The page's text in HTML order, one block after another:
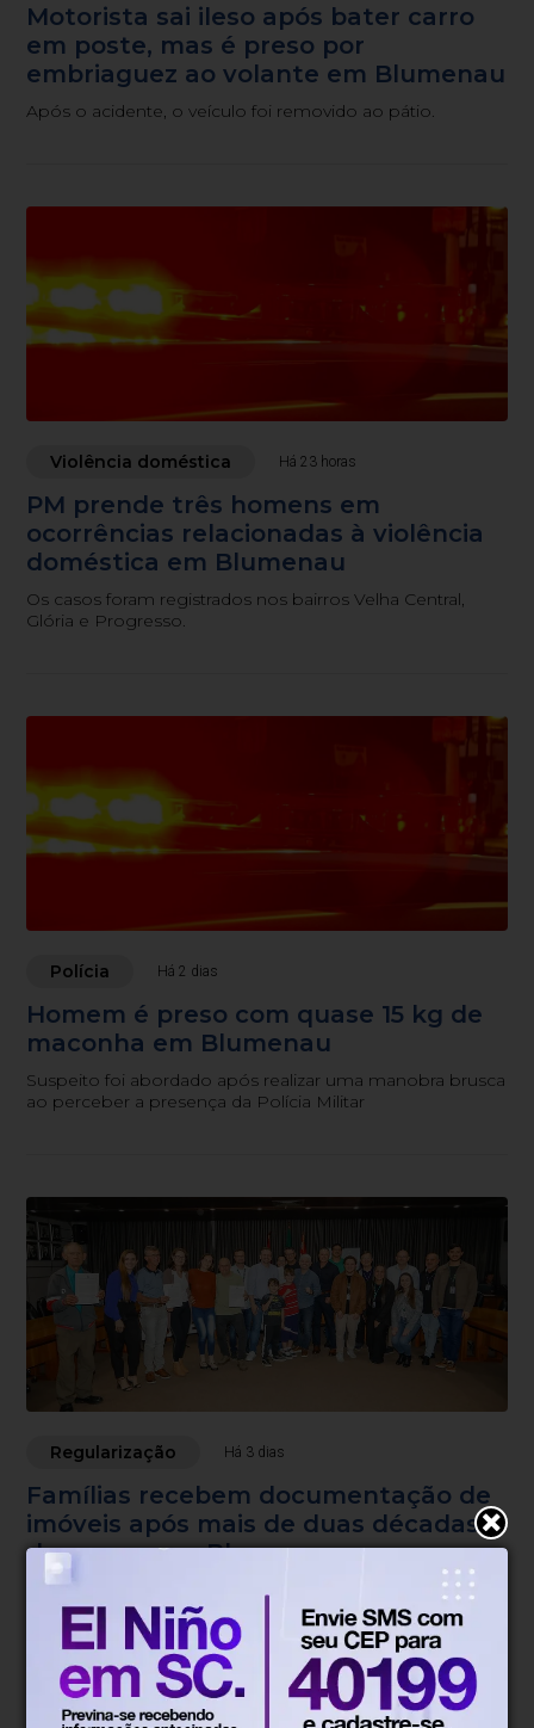
Motorista sai ileso após bater carro
em poste, mas é preso por
embriaguez ao volante em Blumenau
Após o acidente, o veículo foi removido ao pátio.
Violência doméstica Há 23 horas
PM prende três homens em
ocorrências relacionadas à violência
doméstica em Blumenau
Os casos foram registrados nos bairros Velha Central,
Glória e Progresso.
Polícia Há 2 dias
Homem é preso com quase 15 kg de
maconha em Blumenau
Suspeito foi abordado após realizar uma manobra brusca
ao perceber a presença da Polícia Militar
Regularização Há 3 dias
Famílias recebem documentação de
imóveis após mais de duas décadas
de espera em Blumenau
Documentação permite o registro e a abertura de
matrícula dos imóveis do Loteamento Arnold Zickuhr.
Blumenau, SC